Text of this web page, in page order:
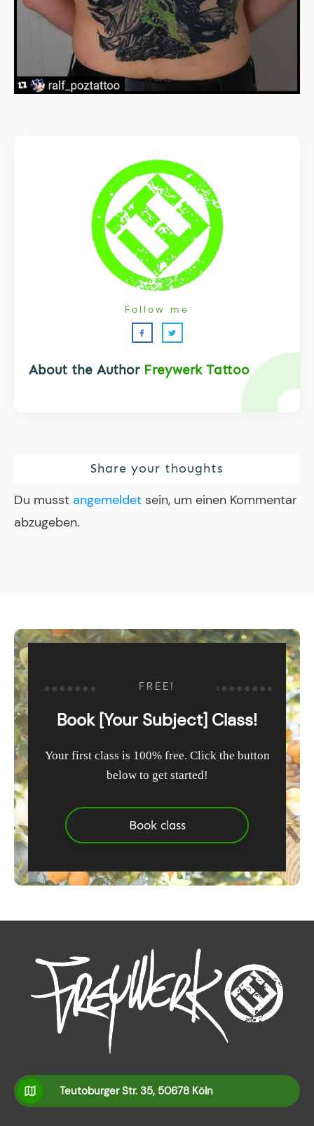
About the Author Freywerk Tattoo
Follow me
Share your thoughts
Du musst angemeldet sein, um einen Kommentar
abzugeben.
FREE!
Book [Your Subject] Class!
Your first class is 100% free. Click the button
below to get started!
Book class
Teutoburger Str. 35, 50678 Köln